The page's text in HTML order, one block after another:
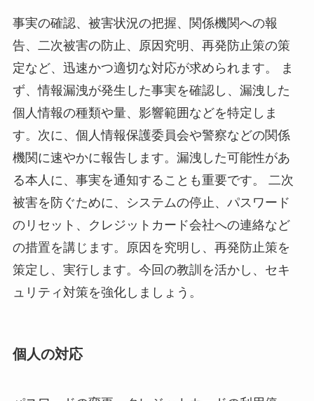
事実の確認、被害状況の把握、関係機関への報
告、二次被害の防止、原因究明、再発防止策の策
定など、迅速かつ適切な対応が求められます。 ま
ず、情報漏洩が発生した事実を確認し、漏洩した
個人情報の種類や量、影響範囲などを特定しま
す。次に、個人情報保護委員会や警察などの関係
機関に速やかに報告します。漏洩した可能性があ
る本人に、事実を通知することも重要です。 二次
被害を防ぐために、システムの停止、パスワード
のリセット、クレジットカード会社への連絡など
の措置を講じます。原因を究明し、再発防止策を
策定し、実行します。今回の教訓を活かし、セキ
ュリティ対策を強化しましょう。
個人の対応